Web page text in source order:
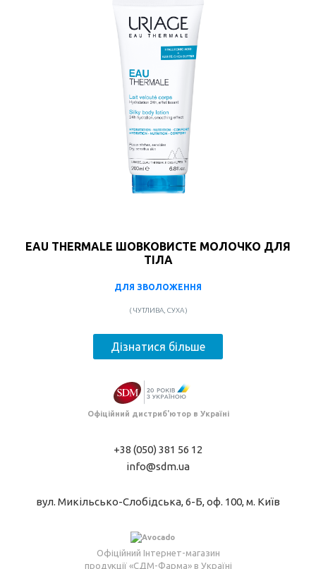
EAU THERMALE ШОВКОВИСТЕ МОЛОЧКО ДЛЯ
ТІЛА
ДЛЯ ЗВОЛОЖЕННЯ
( ЧУТЛИВА, СУХА )
Дізнатися більше
Офіційний дистриб'ютор в Україні
+38 (050) 381 56 12
info@sdm.ua
вул. Микільсько-Слобідська, 6-Б, оф. 100, м. Київ
Офіційний Інтернет-магазин
продукції «СДМ-Фарма» в Україні